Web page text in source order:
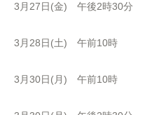
3月27日(金) 午後2時30分
3月28日(土) 午前10時
3月30日(月) 午前10時